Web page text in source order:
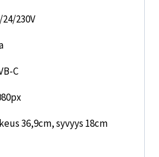
24/230V
C
36,9cm, syvyys 18cm